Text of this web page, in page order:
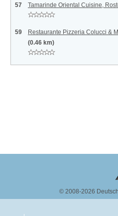
57 Tamarinde Oriental Cuisine,
59
Restaurante Pizzeria Colucci &
(0.46 km)
© 2008-2026